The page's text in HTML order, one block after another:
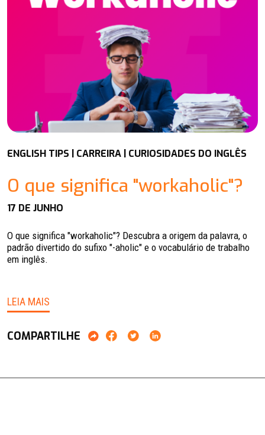
ENGLISH TIPS | CARREIRA | CURIOSIDADES DO INGLÊS
O que significa "workaholic"?
17 DE JUNHO
O que significa "workaholic"? Descubra a origem da palavra, o
padrão divertido do sufixo "-aholic" e o vocabulário de trabalho
em inglês.
LEIA MAIS
COMPARTILHE